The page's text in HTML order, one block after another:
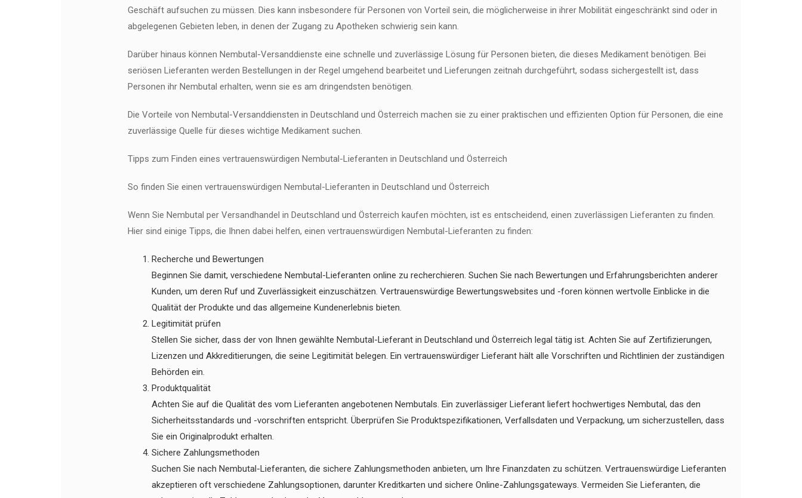
Geschäft aufsuchen zu müssen. Dies kann insbesondere für Personen von Vorteil sein, die möglicherweise in ihrer Mobilität eingeschränkt sind oder in
abgelegenen Gebieten leben, in denen der Zugang zu Apotheken schwierig sein kann.
Darüber hinaus können Nembutal-Versanddienste eine schnelle und zuverlässige Lösung für Personen bieten, die dieses Medikament benötigen. Bei
seriösen Lieferanten werden Bestellungen in der Regel umgehend bearbeitet und Lieferungen zeitnah durchgeführt, sodass sichergestellt ist, dass
Personen ihr Nembutal erhalten, wenn sie es am dringendsten benötigen.
Die Vorteile von Nembutal-Versanddiensten in Deutschland und Österreich machen sie zu einer praktischen und effizienten Option für Personen, die eine
zuverlässige Quelle für dieses wichtige Medikament suchen.
Tipps zum Finden eines vertrauenswürdigen Nembutal-Lieferanten in Deutschland und Österreich
So finden Sie einen vertrauenswürdigen Nembutal-Lieferanten in Deutschland und Österreich
Wenn Sie Nembutal per Versandhandel in Deutschland und Österreich kaufen möchten, ist es entscheidend, einen zuverlässigen Lieferanten zu finden.
Hier sind einige Tipps, die Ihnen dabei helfen, einen vertrauenswürdigen Nembutal-Lieferanten zu finden:
Recherche und Bewertungen
Beginnen Sie damit, verschiedene Nembutal-Lieferanten online zu recherchieren. Suchen Sie nach Bewertungen und Erfahrungsberichten anderer
Kunden, um deren Ruf und Zuverlässigkeit einzuschätzen. Vertrauenswürdige Bewertungswebsites und -foren können wertvolle Einblicke in die
Qualität der Produkte und das allgemeine Kundenerlebnis bieten.
Legitimität prüfen
Stellen Sie sicher, dass der von Ihnen gewählte Nembutal-Lieferant in Deutschland und Österreich legal tätig ist. Achten Sie auf Zertifizierungen,
Lizenzen und Akkreditierungen, die seine Legitimität belegen. Ein vertrauenswürdiger Lieferant hält alle Vorschriften und Richtlinien der zuständigen
Behörden ein.
Produktqualität
Achten Sie auf die Qualität des vom Lieferanten angebotenen Nembutals. Ein zuverlässiger Lieferant liefert hochwertiges Nembutal, das den
Sicherheitsstandards und -vorschriften entspricht. Überprüfen Sie Produktspezifikationen, Verfallsdaten und Verpackung, um sicherzustellen, dass
Sie ein Originalprodukt erhalten.
Sichere Zahlungsmethoden
Suchen Sie nach Nembutal-Lieferanten, die sichere Zahlungsmethoden anbieten, um Ihre Finanzdaten zu schützen. Vertrauenswürdige Lieferanten
akzeptieren oft verschiedene Zahlungsoptionen, darunter Kreditkarten und sichere Online-Zahlungsgateways. Vermeiden Sie Lieferanten, die